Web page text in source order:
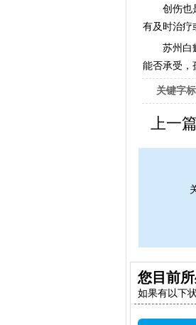
创伤也是
有及时治疗
苏州白癜
能否承受，
关键字
女生应
上一
您目前
如果有以下